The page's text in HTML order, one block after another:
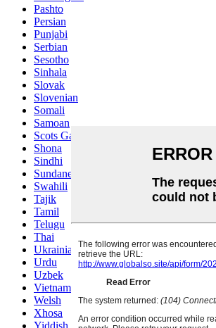
Pashto
Persian
Punjabi
Serbian
Sesotho
Sinhala
Slovak
Slovenian
Somali
Samoan
Scots Gaelic
Shona
Sindhi
Sundanese
Swahili
Tajik
Tamil
Telugu
Thai
Ukrainian
Urdu
Uzbek
Vietnamese
Welsh
Xhosa
Yiddish